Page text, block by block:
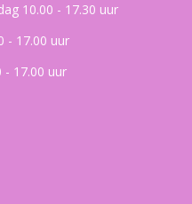
10.00 - 17.30 uur
- 17.00 uur
17.00 uur